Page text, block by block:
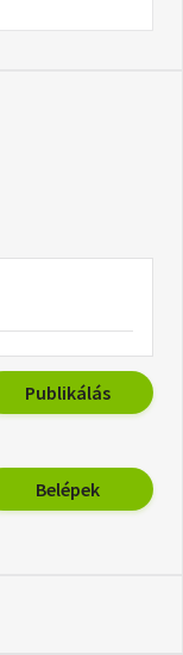
Publikálás
Belépek